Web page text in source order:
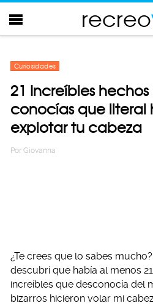
recreo
Curiosidades
21 Increíbles
conocías que literal
explotar tu cabeza
Por Giovanna
¿Te crees que lo sabes
descubrí que había al menos
increíbles que desconocía del
bizarros hicieron volar mi